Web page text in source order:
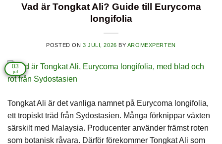
Vad är Tongkat Ali? Guide till Eurycoma
longifolia
POSTED ON 3 JULI, 2026 BY AROMEXPERTEN
03
jul
Tongkat Ali är det vanliga namnet på Eurycoma longifolia,
ett tropiskt träd från Sydostasien. Många förknippar växten
särskilt med Malaysia. Producenter använder främst roten
som botanisk råvara. Därför förekommer Tongkat Ali som